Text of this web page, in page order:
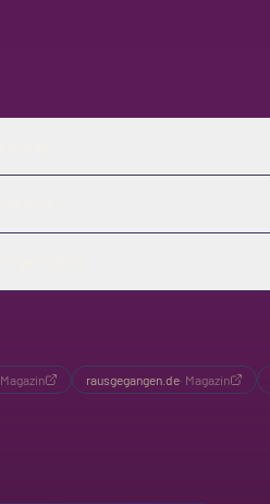
Magazin rausgegangen.de· Magazin